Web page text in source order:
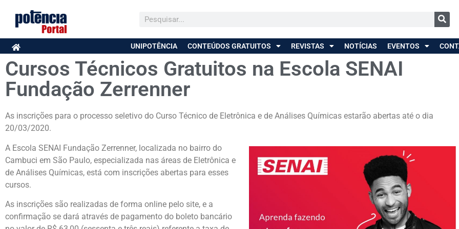
UNIPOTÊNCIA CONTEÚDOS GRATUITOS REVISTAS NOTÍCIAS EVENTOS
Cursos Técnicos Gratuitos na Escola SENAI
Fundação Zerrenner
As inscrições para o processo seletivo do Curso Técnico de Eletrônica e de Análises Químicas estarão abertas até o dia
20/03/2020.
A Escola SENAI Fundação Zerrenner, localizada no bairro do
Cambuci em São Paulo, especializada nas áreas de Eletrônica e
de Análises Químicas, está com inscrições abertas para esses
cursos.
As inscrições são realizadas de forma online pelo site, e a
confirmação se dará através de pagamento do boleto bancário